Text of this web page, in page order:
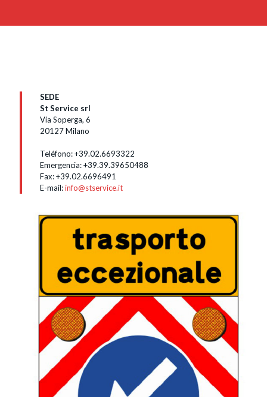
SEDE
St Service srl
Via Soperga, 6
20127 Milano
Teléfono:+39.02.6693322
Emergencia:+39.39.39650488
Fax: +39.02.6696491
E-mail:info@stservice.it